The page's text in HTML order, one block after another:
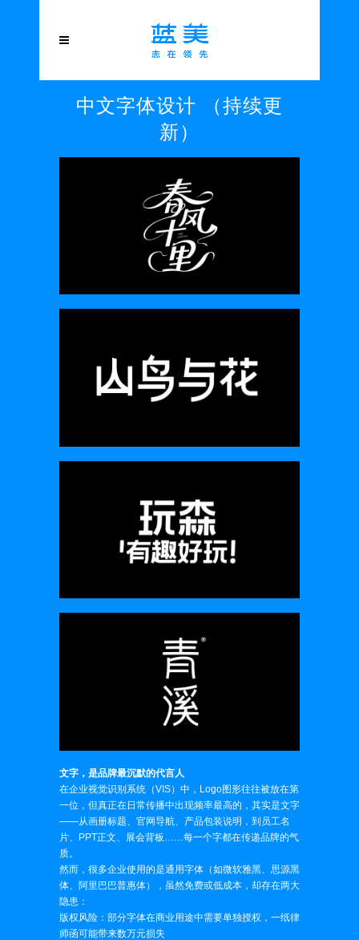
中文字体设计 （持续更
新）
文字，是品牌最沉默的代言人
在企业视觉识别系统（VIS）中，Logo图形往往被放在第
一位，但真正在日常传播中出现频率最高的，其实是文字
——从画册标题、官网导航、产品包装说明，到员工名
片、PPT正文、展会背板……每一个字都在传递品牌的气
质。
然而，很多企业使用的是通用字体（如微软雅黑、思源黑
体、阿里巴巴普惠体），虽然免费或低成本，却存在两大
隐患：
版权风险：部分字体在商业用途中需要单独授权，一纸律
师函可能带来数万元损失